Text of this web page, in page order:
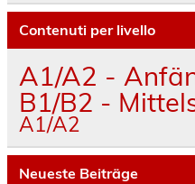
Contenuti per livello
A1/A2 -
B1/B2 -
A1/A2
Neueste Beiträge